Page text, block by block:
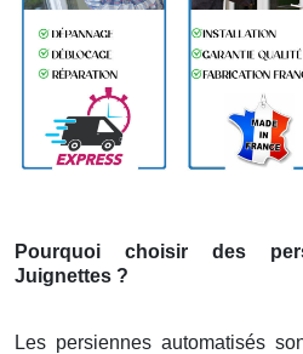
Pourquoi choisir des
Juignettes ?
Les persiennes automatisés